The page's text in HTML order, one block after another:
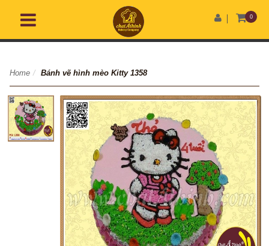
0
Home / Bánh vẽ hình mèo Kitty 1358